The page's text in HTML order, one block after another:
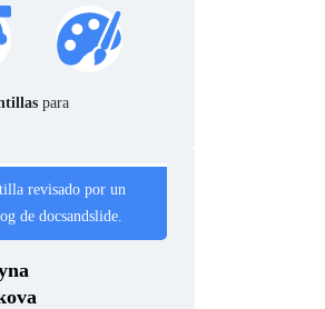
para
revisado por un
de docsandslide.